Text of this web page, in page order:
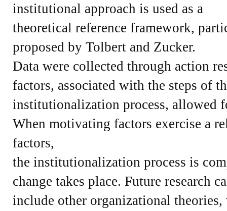
institutional approach is used as a
theoretical reference framework,
proposed by Tolbert and Zucker.
Data were collected through action
factors, associated with the steps of
institutionalization process, allowed
When motivating factors exercise a
factors,
the institutionalization process is
change takes place. Future research
include other organizational